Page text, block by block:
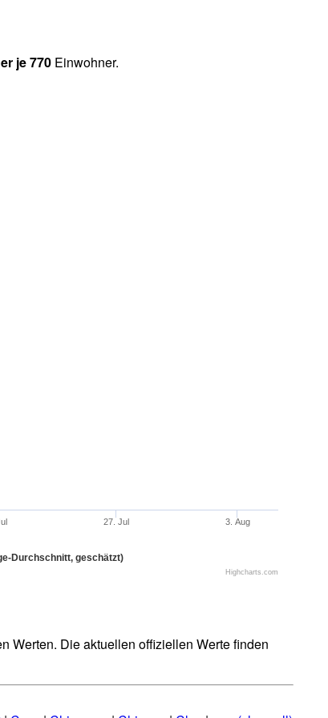
je 770 Einwohner.
Durchschnitt, geschätzt)
27. Jul 3. Aug
Highcharts.com
Werten. Die aktuellen offiziellen Werte finden